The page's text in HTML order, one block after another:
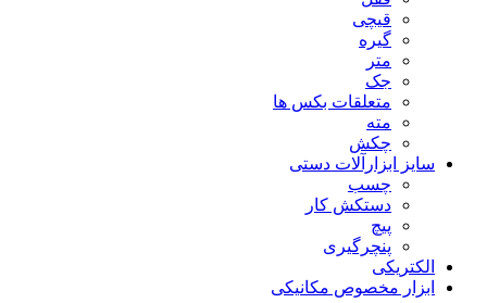
قیچی
گیره
متر
جک
متعلقات بکس ها
مته
چکش
سایز ابزارآلات دستی
چسب
دستکش کار
پیچ
پنچرگیری
الکتریکی
ابزار مخصوص مکانیکی